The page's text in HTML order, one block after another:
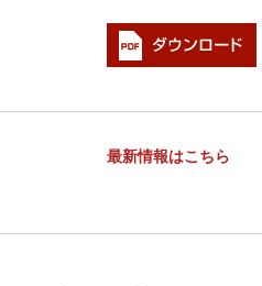
最新情報はこちら